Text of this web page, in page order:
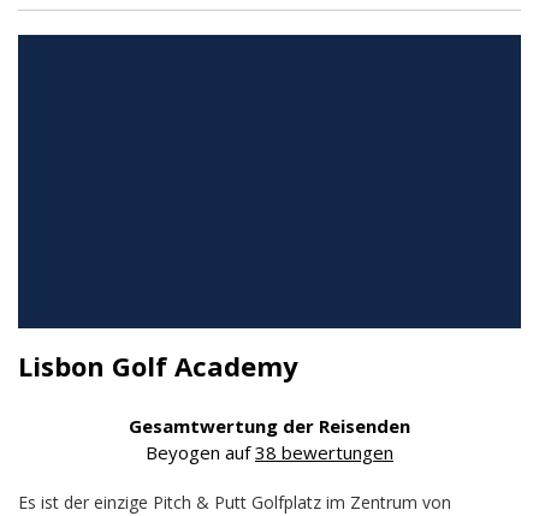
Lisbon Golf Academy
Gesamtwertung der Reisenden
Beyogen auf38 bewertungen
Es ist der einzige Pitch & Putt Golfplatz im Zentrum von